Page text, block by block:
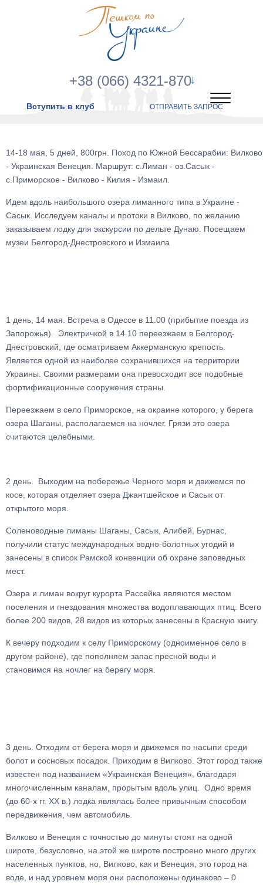
+38 (066) 4321-870
Вступить в клуб ОТПРАВИТЬ ЗАПРОС
14-18 мая, 5 дней, 800грн. Поход по Южной Бессарабии: Вилково
- Украинская Венеция. Маршрут: с.Лиман - оз.Сасык -
с.Приморское - Вилково - Килия - Измаил.
Идем вдоль наибольшого озера лиманного типа в Украине -
Сасык. Исследуем каналы и протоки в Вилково, по желанию
заказываем лодку для экскурсии по дельте Дунаю. Посещаем
музеи Белгород-Днестровского и Измаила
1 день, 14 мая. Встреча в Одессе в 11.00 (прибытие поезда из
Запорожья). Электричкой в 14.10 переезжаем в Белгород-
Днестровский, где осматриваем Аккерманскую крепость.
Является одной из наиболее сохранившихся на территории
Украины. Своими размерами она превосходит все подобные
фортификационные сооружения страны.
Переезжаем в село Приморское, на окраине которого, у берега
озера Шаганы, располагаемся на ночлег. Грязи это озера
считаются целебными.
2 день. Выходим на побережье Черного моря и движемся по
косе, которая отделяет озера Джантшейское и Сасык от
открытого моря.
Соленоводные лиманы Шаганы, Сасык, Алибей, Бурнас,
получили статус международных водно-болотных угодий и
занесены в список Рамской конвенции об охране заповедных
мест.
Озера и лиман вокруг курорта Рассейка являются местом
поселения и гнездования множества водоплавающих птиц. Всего
более 200 видов, 28 видов из которых занесены в Красную книгу.
К вечеру подходим к селу Приморскому (одноименное село в
другом районе), где пополняем запас пресной воды и
становимся на ночлег на берегу моря.
3 день. Отходим от берега моря и движемся по насыпи среди
болот и сосновых посадок. Приходим в Вилково. Этот город также
известен под названием «Украинская Венеция», благодаря
многочисленным каналам, прорытым вдоль улиц. Одно время
(до 60-х гг. XX в.) лодка являлась более привычным способом
передвижения, чем автомобиль.
Вилково и Венеция с точностью до минуты стоят на одной
широте, безусловно, на этой же широте построено много других
населенных пунктов, но, Вилково, как и Венеция, это город на
воде, и над уровнем моря они расположены одинаково – 0